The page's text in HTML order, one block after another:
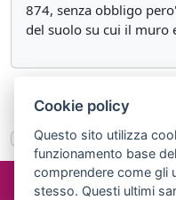
874, senza obbligo
del suolo su cui il muro
«Articolo 887
©2024 misterlex.it -
Cookie policy
Questo sito utilizza
funzionamento base
comprendere come gli
stesso. Questi ultimi